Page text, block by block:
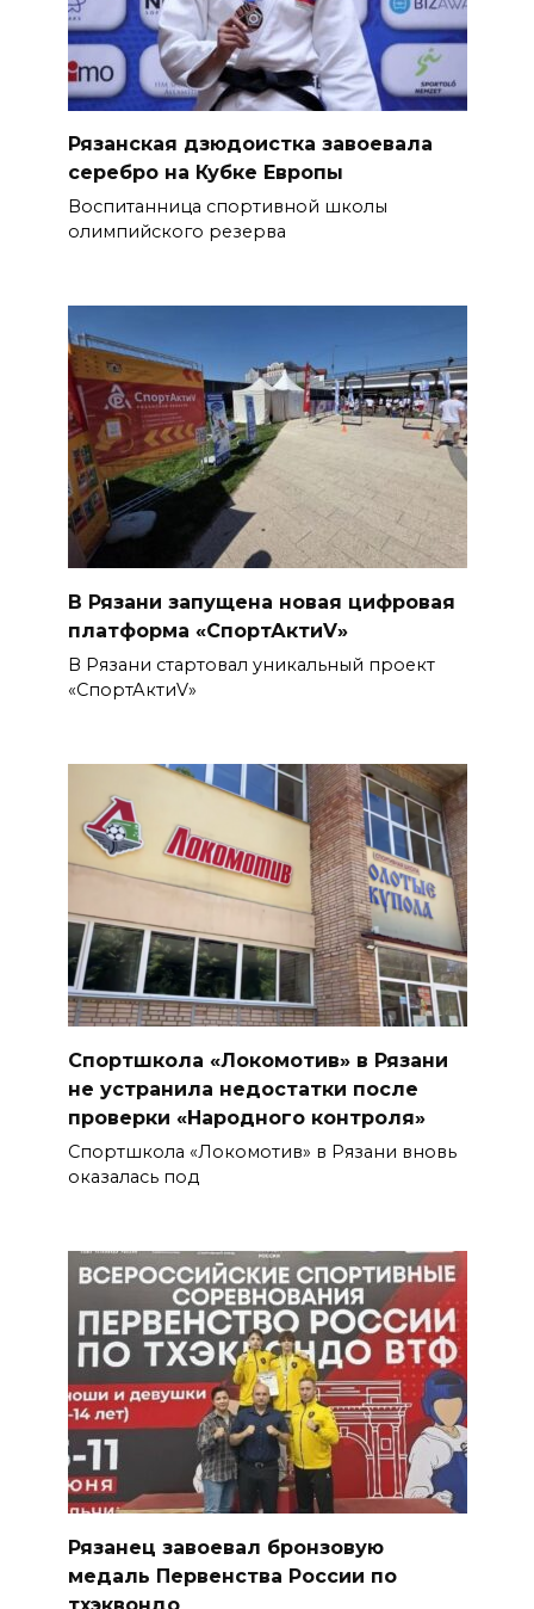
Рязанская дзюдоистка завоевала
серебро на Кубке Европы
Воспитанница спортивной школы
олимпийского резерва
В Рязани запущена новая цифровая
платформа «СпортАктиV»
В Рязани стартовал уникальный проект
«СпортАктиV»
Спортшкола «Локомотив» в Рязани
не устранила недостатки после
проверки «Народного контроля»
Спортшкола «Локомотив» в Рязани вновь
оказалась под
Рязанец завоевал бронзовую
медаль Первенства России по
тхэквондо